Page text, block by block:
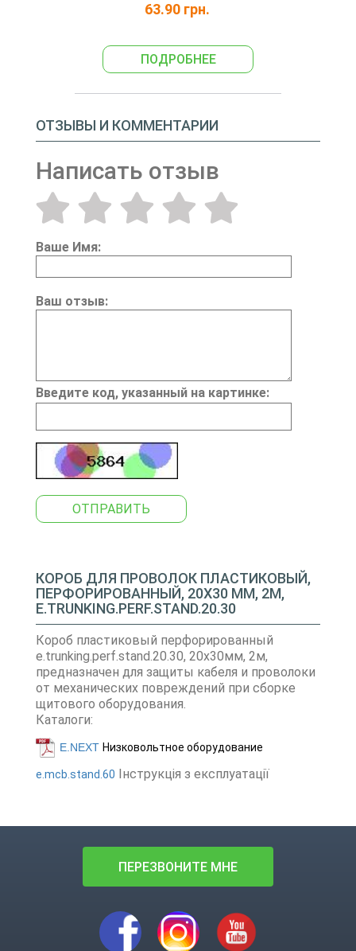
63.90 грн.
ПОДРОБНЕЕ
ОТЗЫВЫ И КОММЕНТАРИИ
Написать отзыв
Ваше Имя:
Ваш отзыв:
Введите код, указанный на картинке:
ОТПРАВИТЬ
КОРОБ ДЛЯ ПРОВОЛОК ПЛАСТИКОВЫЙ,
ПЕРФОРИРОВАННЫЙ, 20Х30 ММ, 2М,
E.TRUNKING.PERF.STAND.20.30
Короб пластиковый перфорированный
e.trunking.perf.stand.20.30, 20х30мм, 2м,
предназначен для защиты кабеля и проволоки
от механических повреждений при сборке
щитового оборудования.
Каталоги:
E.NEXT Низковольтное оборудование
e.mcb.stand.60 Інструкція з експлуатації
ПЕРЕЗВОНИТЕ МНЕ